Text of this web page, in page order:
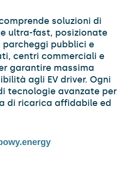
soluzioni di
ultra-fast, posizionate
pubblici e
centri commerciali e
garantire massima
agli EV driver. Ogni
tecnologie avanzate per
di ricarica affidabile ed